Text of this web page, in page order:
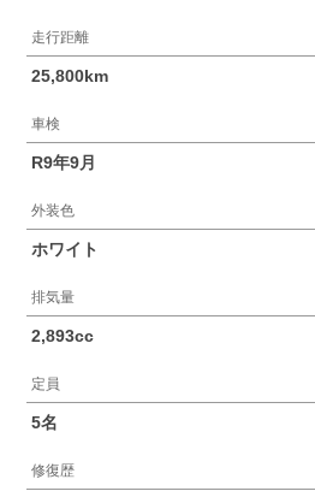
走行距離
25,800km
車検
R9年9月
外装色
ホワイト
排気量
2,893cc
定員
5名
修復歴